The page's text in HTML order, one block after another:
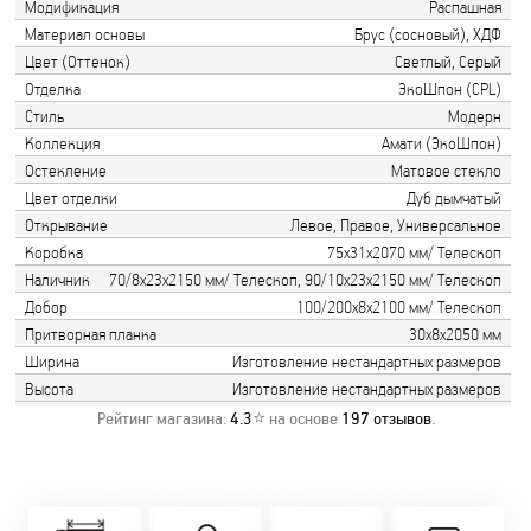
Модификация
Распашная
Материал основы
Брус (сосновый), ХДФ
Цвет (Оттенок)
Светлый, Серый
Отделка
ЭкоШпон (CPL)
Стиль
Модерн
Коллекция
Амати (ЭкоШпон)
Остекление
Матовое стекло
Цвет отделки
Дуб дымчатый
Открывание
Левое, Правое, Универсальное
Коробка
75х31х2070 мм/ Телескоп
Наличник
70/8х23х2150 мм/ Телескоп, 90/10х23х2150 мм/ Телескоп
Добор
100/200х8х2100 мм/ Телескоп
Притворная планка
30х8х2050 мм
Ширина
Изготовление нестандартных размеров
Высота
Изготовление нестандартных размеров
Рейтинг магазина:4.3⭐ на основе 197 отзывов.
Замер бесплатно!